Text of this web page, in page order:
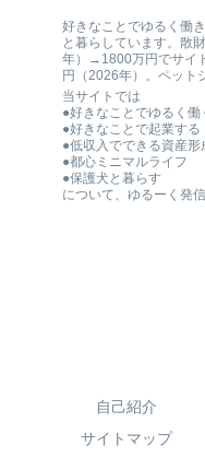
好きなことでゆるく働
と暮らしています。散
年）→1800万円でサイ
円（2026年）。ペット
当サイトでは
●好きなことでゆるく働
●好きなことで起業する
●低収入でできる資産形
●都心ミニマルライフ
●保護犬と暮らす
について、ゆるーく発信
自己紹介
サイトマップ